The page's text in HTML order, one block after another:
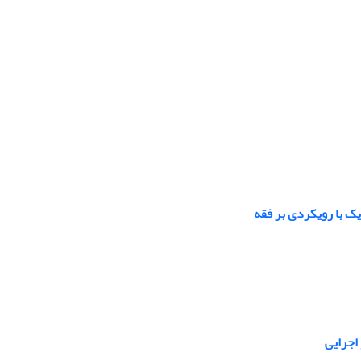
با رویکردی بر فقه